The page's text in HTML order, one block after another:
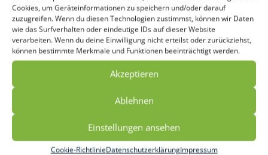
Cookies, um Geräteinformationen zu speichern und/oder darauf
zuzugreifen. Wenn du diesen Technologien zustimmst, können wir Daten
wie das Surfverhalten oder eindeutige IDs auf dieser Website
verarbeiten. Wenn du deine Einwilligung nicht erteilst oder zurückziehst,
können bestimmte Merkmale und Funktionen beeinträchtigt werden.
Akzeptieren
Ablehnen
Einstellungen ansehen
Cookie-RichtlinieDatenschutzerklärungImpressum
wenn Gespräche schwieriger werden.
Sie erhalten Klarheit, Hintergrundwissen und konkrete
Ansätze, um Vertrauen zu halten, Orientierung zu
geben und Jugendliche ernst zu nehmen – ohne
Kontrolle, aber mit echter Verbindung.
Jetzt Elternvortrag buchen